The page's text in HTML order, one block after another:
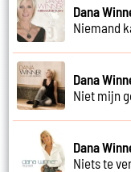
Dana
Niemand
Dana
Niet mijn
Dana
Niets te